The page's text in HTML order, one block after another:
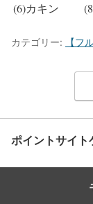
(6)カキン
カテゴリー: 【フ
ポイントサイト